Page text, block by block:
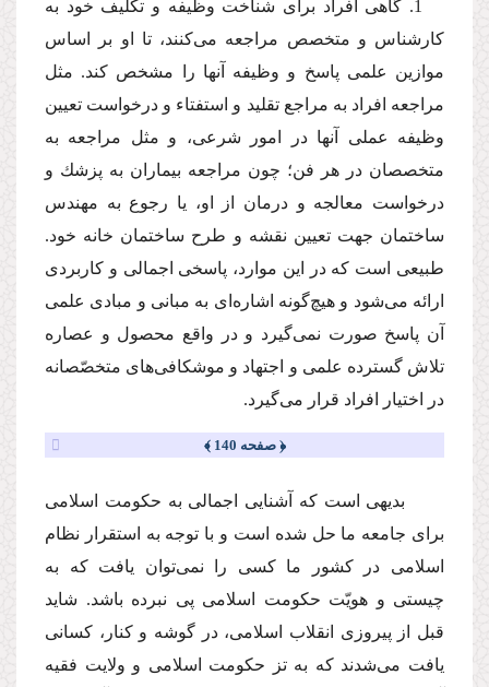
1. گاهى افراد براى شناخت وظیفه و تكلیف خود به
كارشناس و متخصص مراجعه مى‌كنند، تا او بر اساس
موازین علمى پاسخ و وظیفه آنها را مشخص كند. مثل
مراجعه افراد به مراجع تقلید و استفتاء و درخواست تعیین
وظیفه عملى آنها در امور شرعى، و مثل مراجعه به
متخصصان در هر فن؛ چون مراجعه بیماران به پزشك و
درخواست معالجه و درمان از او، یا رجوع به مهندس
ساختمان جهت تعیین نقشه و طرح ساختمان خانه خود.
طبیعى است كه در این موارد، پاسخى اجمالى و كاربردى
ارائه مى‌شود و هیچ‌گونه اشاره‌اى به مبانى و مبادى علمى
آن پاسخ صورت نمى‌گیرد و در واقع محصول و عصاره
تلاش گسترده علمى و اجتهاد و موشكافى‌هاى متخصّصانه
در اختیار افراد قرار مى‌گیرد.
﴿ صفحه 140 ﴾
بدیهى است كه آشنایى اجمالى به حكومت اسلامى
براى جامعه ما حل شده است و با توجه به استقرار نظام
اسلامى در كشور ما كسى را نمى‌توان یافت كه به
چیستى و هویّت حكومت اسلامى پى نبرده باشد. شاید
قبل از پیروزى انقلاب اسلامى، در گوشه و كنار، كسانى
یافت مى‌شدند كه به تز حكومت اسلامى و ولایت فقیه